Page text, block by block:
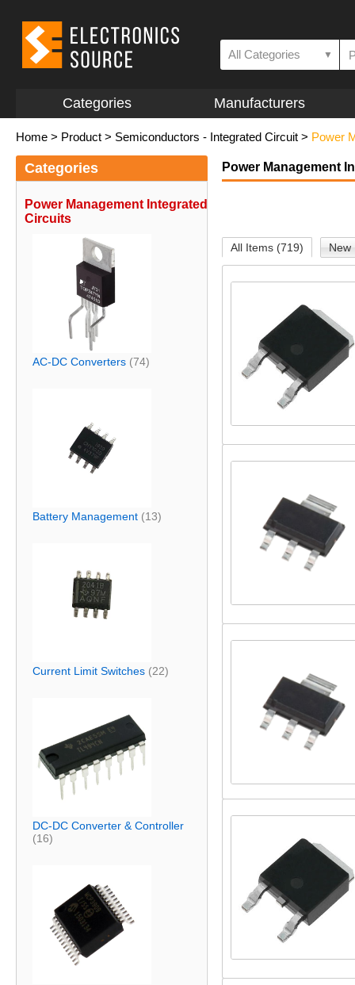
All Categories ▼
Categories Manufacturers
Home > Product > Semiconductors - Integrated Circuit > Power
Categories
Power Management Integrated
Circuits
AC-DC Converters (74)
Battery Management (13)
Current Limit Switches (22)
DC-DC Converter & Controller
(16)
Power Management
All Items (719) New